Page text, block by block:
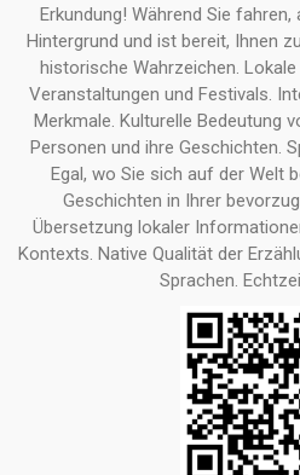
Erkundung! Während Sie
Hintergrund und ist bereit, Ihnen
historische Wahrzeichen.
Veranstaltungen und Festivals.
Merkmale. Kulturelle Bedeutung
Personen und ihre Geschichten.
Egal, wo Sie sich auf der Welt
Geschichten in Ihrer
Übersetzung lokaler
Kontexts. Native Qualität der
Sprachen.